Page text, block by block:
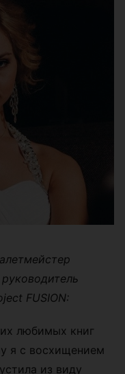
FUSION:
любимых книг
я с восхищением
из виду